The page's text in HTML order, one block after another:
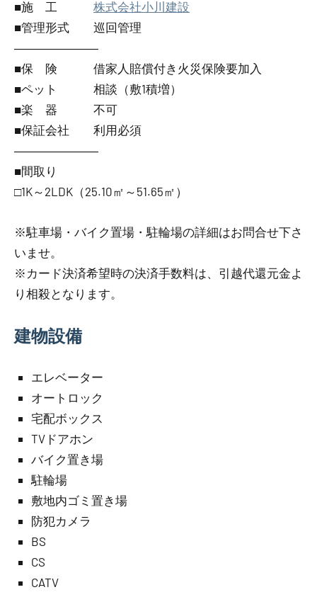
■施 工 株式会社小川建設
■管理形式 巡回管理
―――――――
■保 険 借家人賠償付き火災保険要加入
■ペット 相談（敷1積増）
■楽 器 不可
■保証会社 利用必須
―――――――
■間取り
□1K～2LDK（25.10㎡～51.65㎡）
※駐車場・バイク置場・駐輪場の詳細はお問合せ下さ
いませ。
※カード決済希望時の決済手数料は、引越代還元金よ
り相殺となります。
建物設備
エレベーター
オートロック
宅配ボックス
TVドアホン
バイク置き場
駐輪場
敷地内ゴミ置き場
防犯カメラ
BS
CS
CATV